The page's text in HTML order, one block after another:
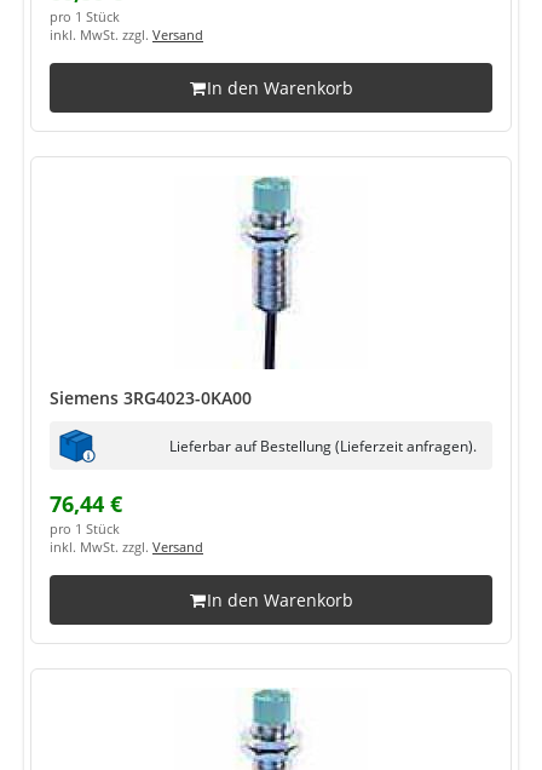
pro 1 Stück
inkl. MwSt. zzgl. Versand
In den Warenkorb
Siemens 3RG4023-0KA00
Lieferbar auf Bestellung (Lieferzeit anfragen).
76,44 €
pro 1 Stück
inkl. MwSt. zzgl. Versand
In den Warenkorb